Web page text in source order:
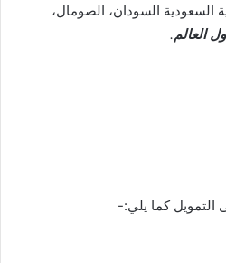
السعودية السودان، الصومال،
العالم.
كما يلي:-